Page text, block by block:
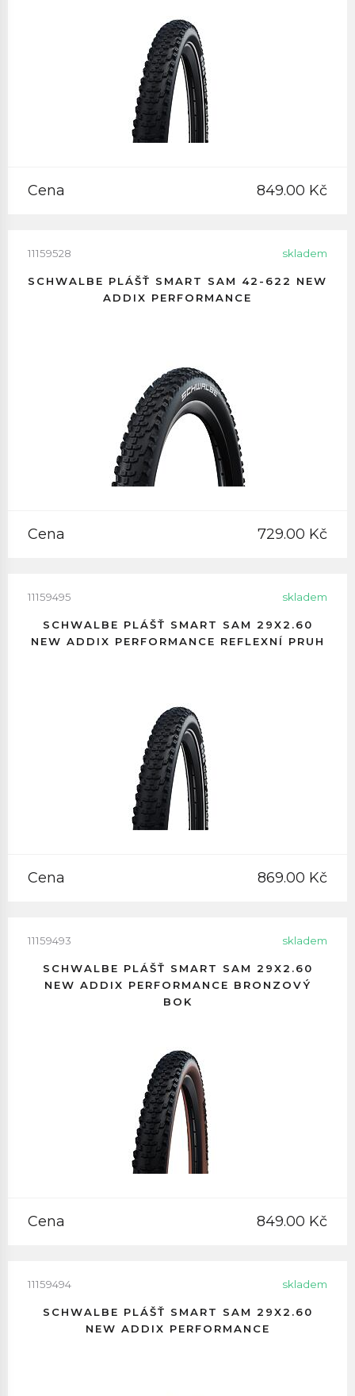
Cena 849.00 Kč
11159528 skladem
SCHWALBE PLÁŠŤ SMART SAM 42-622 NEW
ADDIX PERFORMANCE
Cena 729.00 Kč
11159495 skladem
SCHWALBE PLÁŠŤ SMART SAM 29X2.60
NEW ADDIX PERFORMANCE REFLEXNÍ PRUH
Cena 869.00 Kč
11159493 skladem
SCHWALBE PLÁŠŤ SMART SAM 29X2.60
NEW ADDIX PERFORMANCE BRONZOVÝ
BOK
Cena 849.00 Kč
11159494 skladem
SCHWALBE PLÁŠŤ SMART SAM 29X2.60
NEW ADDIX PERFORMANCE